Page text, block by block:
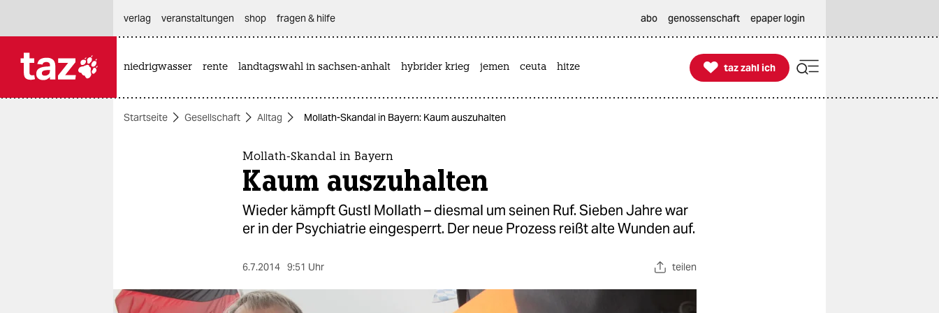
themen
verlag
veranstaltungen shop fragen & hilfe abo genossenschaft epaper login
niedrigwasser rente landtagswahl in sachsen-anhalt hybrider krieg jemen ceuta hitze 
taz zahl ich
taz zahl ich
Startseite Gesellschaft Alltag Mollath-Skandal in Bayern: Kaum auszuhalten
Mollath-Skandal in Bayern
Kaum auszuhalten
Wieder kämpft Gustl Mollath – diesmal um seinen Ruf. Sieben Jahre war
er in der Psychiatrie eingesperrt. Der neue Prozess reißt alte Wunden auf.
6.7.2014 9:51 Uhr teilen